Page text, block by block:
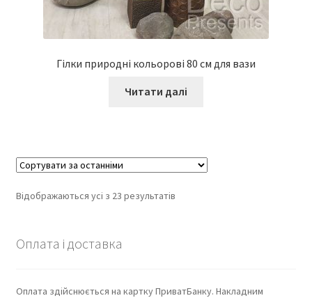
Гілки природні кольорові 80 см для вази
Читати далі
Відображаються усі з 23 результатів
Оплата і доставка
Оплата здійснюється на картку ПриватБанку. Накладним